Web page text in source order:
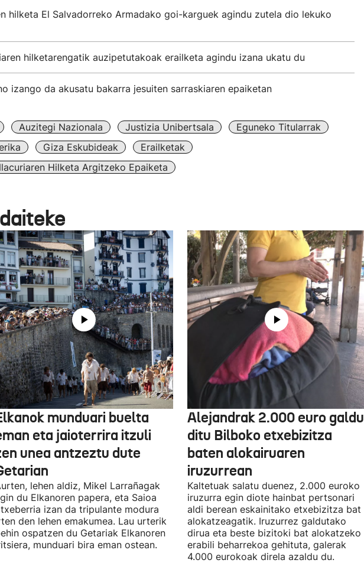
hilketa El Salvadorreko Armadako goi-karguek agindu zutela dio lekuko
hilketarengatik auzipetutakoak erailketa agindu izana ukatu du
izango da akusatu bakarra jesuiten sarraskiaren epaiketan
Auzitegi Nazionala Justizia Unibertsala
Eguneko Titularrak
Giza Eskubideak
Erailketak
Hilketa Argitzeko Epaiketa
munduari buelta
eta jaioterrira itzuli
unea antzeztu dute
lehen aldiz, Mikel Larrañagak
du Elkanoren papera, eta Saioa
izan da tripulante modura
den lehen emakumea. Lau urterik
ospatzen du Getariak Elkanoren
munduari bira eman ostean.
Alejandrak 2.000 euro galdu
ditu Bilboko etxebizitza
baten alokairuaren
iruzurrean
Kaltetuak salatu duenez, 2.000 euroko
iruzurra egin diote hainbat pertsonari
aldi berean eskainitako etxebizitza bat
alokatzeagatik. Iruzurrez galdutako
dirua eta beste bizitoki bat alokatzeko
erabili beharrekoa gehituta, galerak
4.000 eurokoak direla azaldu du.